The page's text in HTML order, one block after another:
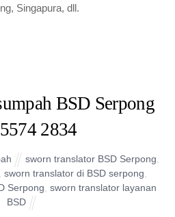
Singapura, dll.
BSD Serpong
2834
sworn translator BSD Serpong
, sworn translator di BSD serpong,
Serpong, sworn translator layanan
BSD